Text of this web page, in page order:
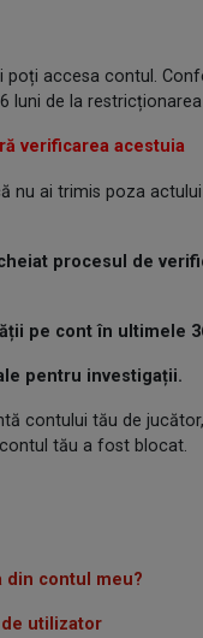
accesa contul.
luni de la restricționarea
verificarea acestuia
nu ai trimis poza
procesul de
pe cont în ultimele
pentru investigații.
contului tău de
tău a fost blocat.
din contul meu?
utilizator